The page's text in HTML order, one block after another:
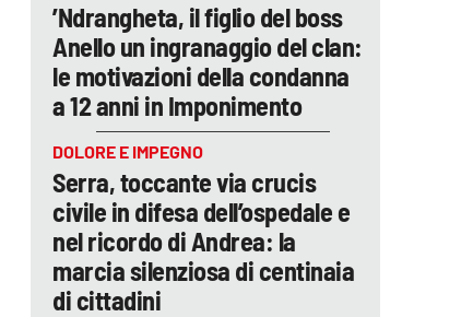
’Ndrangheta, il figlio del boss
Anello un ingranaggio del clan:
le motivazioni della condanna
a 12 anni in Imponimento
DOLORE E IMPEGNO
Serra, toccante via crucis
civile in difesa dell’ospedale e
nel ricordo di Andrea: la
marcia silenziosa di centinaia
di cittadini